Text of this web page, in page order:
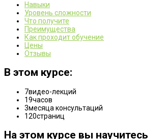
Навыки
Уровень сложности
Что получите
Преимущества
Как проходит обучение
Цены
Отзывы
В этом курсе:
7видео-лекций
19часов
3месяца консультаций
120страниц
На этом курсе вы научитесь